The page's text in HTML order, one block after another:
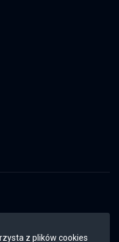
z plików cookies